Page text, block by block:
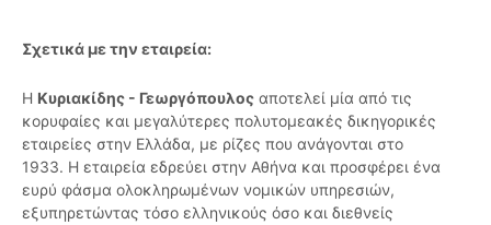
Σχετικά με την εταιρεία:
Η Κυριακίδης - Γεωργόπουλος αποτελεί μία από τις
κορυφαίες και μεγαλύτερες πολυτομεακές δικηγορικές
εταιρείες στην Ελλάδα, με ρίζες που ανάγονται στο
1933. Η εταιρεία εδρεύει στην Αθήνα και προσφέρει ένα
ευρύ φάσμα ολοκληρωμένων νομικών υπηρεσιών,
εξυπηρετώντας τόσο ελληνικούς όσο και διεθνείς